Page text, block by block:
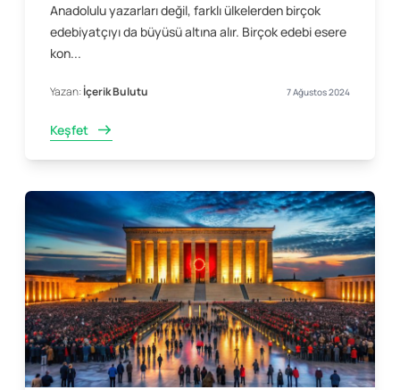
Anadolulu yazarları değil, farklı ülkelerden birçok
edebiyatçıyı da büyüsü altına alır. Birçok edebi esere
kon...
Yazan:İçerik Bulutu 7 Ağustos 2024
Keşfet